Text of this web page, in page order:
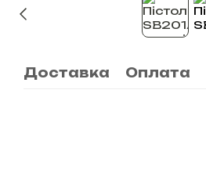
Доставка Оплата